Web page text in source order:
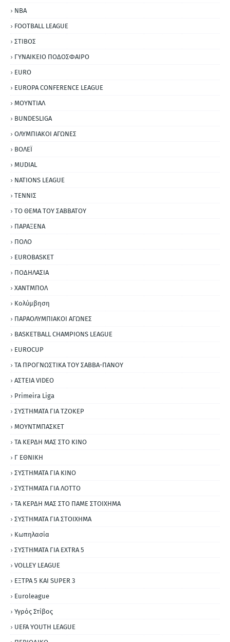
NBA
FOOTBALL LEAGUE
ΣΤΙΒΟΣ
ΓΥΝΑΙΚΕΙΟ ΠΟΔΟΣΦΑΙΡΟ
EURO
EUROPA CONFERENCE LEAGUE
ΜΟΥΝΤΙΑΛ
BUNDESLIGA
ΟΛΥΜΠΙΑΚΟΙ ΑΓΩΝΕΣ
ΒΟΛΕΪ
MUDIAL
NATIONS LEAGUE
ΤΕΝΝΙΣ
ΤΟ ΘΕΜΑ ΤΟΥ ΣΑΒΒΑΤΟΥ
ΠΑΡΑΞΕΝΑ
ΠΟΛΟ
EUROBASKET
ΠΟΔΗΛΑΣΙΑ
ΧΑΝΤΜΠΟΛ
Κολύμβηση
ΠΑΡΑΟΛΥΜΠΙΑΚΟΙ ΑΓΩΝΕΣ
BASKETBALL CHAMPIONS LEAGUE
EUROCUP
ΤΑ ΠΡΟΓΝΩΣΤΙΚΑ ΤΟΥ ΣΑΒΒΑ-ΠΑΝΟΥ
ΑΣΤΕΙΑ VIDEO
Primeira Liga
ΣΥΣΤΗΜΑΤΑ ΓΙΑ ΤΖΟΚΕΡ
ΜΟΥΝΤΜΠΑΣΚΕΤ
ΤΑ ΚΕΡΔΗ ΜΑΣ ΣΤΟ ΚΙΝΟ
Γ ΕΘΝΙΚΗ
ΣΥΣΤΗΜΑΤΑ ΓΙΑ ΚΙΝΟ
ΣΥΣΤΗΜΑΤΑ ΓΙΑ ΛΟΤΤΟ
ΤΑ ΚΕΡΔΗ ΜΑΣ ΣΤΟ ΠΑΜΕ ΣΤΟΙΧΗΜΑ
ΣΥΣΤΗΜΑΤΑ ΓΙΑ ΣΤΟΙΧΗΜΑ
Κωπηλασία
ΣΥΣΤΗΜΑΤΑ ΓΙΑ ΕΧΤRΑ 5
VOLLEY LEAGUE
ΕΞΤΡΑ 5 ΚΑΙ SUPER 3
Εuroleague
Υγρός Στίβος
UEFA YOUTH LEAGUE